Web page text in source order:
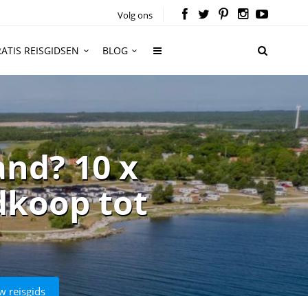
Volg ons
REISGIDSEN BLOG
10 x
tot
reisgids